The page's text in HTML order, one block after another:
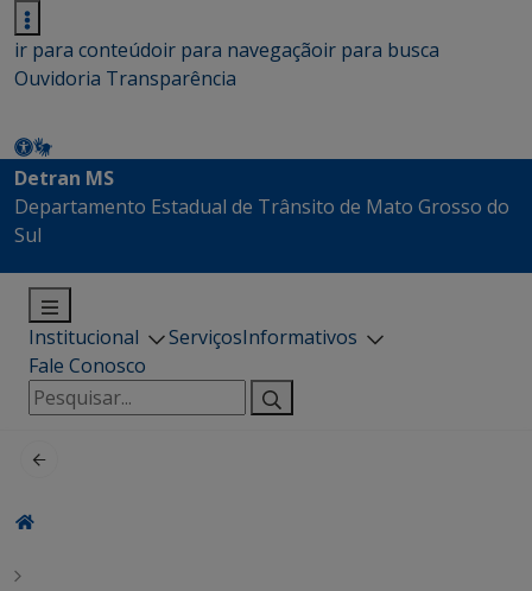
ir para conteúdoir para navegaçãoir para busca
Ouvidoria Transparência
Detran MS
Departamento Estadual de Trânsito de Mato Grosso do
Sul
Institucional ServiçosInformativos
Fale Conosco
Pesquisar
por: